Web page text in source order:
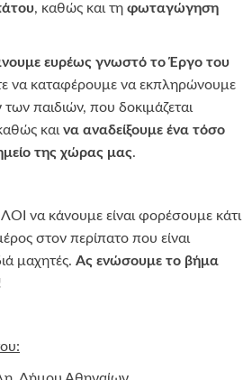
, καθώς και τη φωταγώγηση
ευρέως γνωστό το Έργο του
να καταφέρουμε να εκπληρώνουμε
των παιδιών, που δοκιμάζεται
και να αναδείξουμε ένα τόσο
της χώρας μας.
να κάνουμε είναι φορέσουμε κάτι
στον περίπατο που είναι
μαχητές. Ας ενώσουμε το βήμα